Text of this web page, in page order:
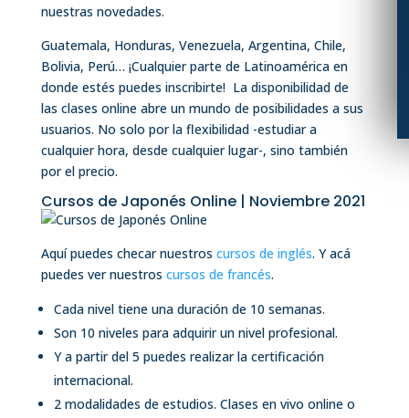
nuestras novedades.
Guatemala, Honduras, Venezuela, Argentina, Chile,
Bolivia, Perú… ¡Cualquier parte de Latinoamérica en
donde estés puedes inscribirte! La disponibilidad de
las clases online abre un mundo de posibilidades a sus
usuarios. No solo por la flexibilidad -estudiar a
cualquier hora, desde cualquier lugar-, sino también
por el precio.
Cursos de Japonés Online | Noviembre 2021
Aquí puedes checar nuestros cursos de inglés. Y acá
puedes ver nuestros cursos de francés.
Cada nivel tiene una duración de 10 semanas.
Son 10 niveles para adquirir un nivel profesional.
Y a partir del 5 puedes realizar la certificación
internacional.
2 modalidades de estudios. Clases en vivo online o